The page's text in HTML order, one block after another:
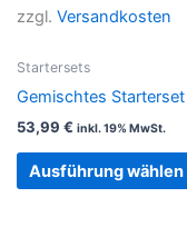
zzgl. Versandkosten
Startersets
Gemischtes Starterset
53,99 € inkl. 19% MwSt.
Ausführung wählen